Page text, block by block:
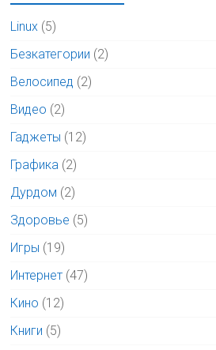
Linux (5)
Безкатегории (2)
Велосипед (2)
Видео (2)
Гаджеты (12)
Графика (2)
Дурдом (2)
Здоровье (5)
Игры (19)
Интернет (47)
Кино (12)
Книги (5)